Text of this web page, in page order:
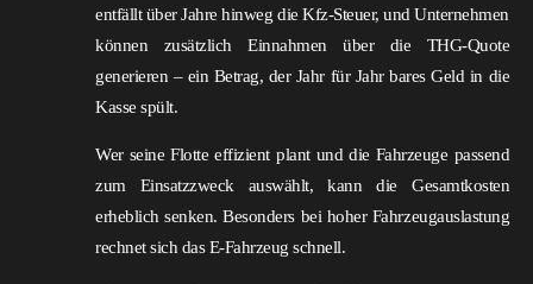
entfällt über Jahre hinweg die Kfz-Steuer, und Unternehmen
können zusätzlich Einnahmen über die THG-Quote
generieren – ein Betrag, der Jahr für Jahr bares Geld in die
Kasse spült.
Wer seine Flotte effizient plant und die Fahrzeuge passend
zum Einsatzzweck auswählt, kann die Gesamtkosten
erheblich senken. Besonders bei hoher Fahrzeugauslastung
rechnet sich das E-Fahrzeug schnell.